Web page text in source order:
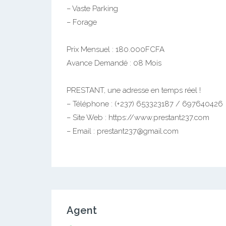
Magnifique Appartement Bon Standing à louer
– Grand Salon Staffé avec Lustre
– Grande et Jolie Cuisine avec Rangements
– 03 Chambres avec Placards
– 02 Jolies Douches
– 02 Balcons
– Vaste Parking
PRESTANT, une adresse en temps réel !